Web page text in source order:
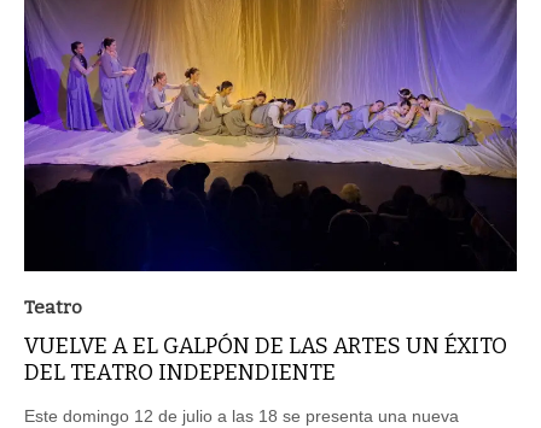
Teatro
VUELVE A EL GALPÓN DE LAS ARTES UN ÉXITO
DEL TEATRO INDEPENDIENTE
Este domingo 12 de julio a las 18 se presenta una nueva